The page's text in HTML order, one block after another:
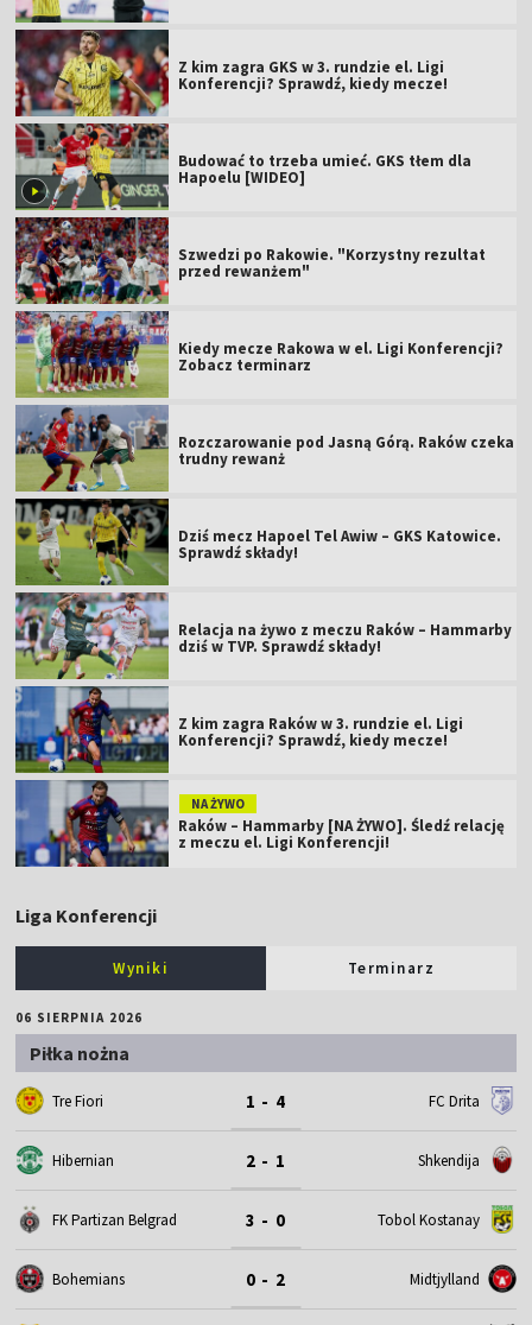
Z kim zagra GKS w 3. rundzie el. Ligi
Konferencji? Sprawdź, kiedy mecze!
Budować to trzeba umieć. GKS tłem dla
Hapoelu [WIDEO]
Szwedzi po Rakowie. "Korzystny rezultat
przed rewanżem"
Kiedy mecze Rakowa w el. Ligi Konferencji?
Zobacz terminarz
Rozczarowanie pod Jasną Górą. Raków czeka
trudny rewanż
Dziś mecz Hapoel Tel Awiw – GKS Katowice.
Sprawdź składy!
Relacja na żywo z meczu Raków – Hammarby
dziś w TVP. Sprawdź składy!
Z kim zagra Raków w 3. rundzie el. Ligi
Konferencji? Sprawdź, kiedy mecze!
NA ŻYWO
Raków – Hammarby [NA ŻYWO]. Śledź relację
z meczu el. Ligi Konferencji!
Liga Konferencji
Wyniki Terminarz
06 SIERPNIA 2026
Piłka nożna
Tre Fiori 1 - 4 FC Drita
Hibernian 2 - 1 Shkendija
FK Partizan Belgrad 3 - 0 Tobol Kostanay
Bohemians 0 - 2 Midtjylland